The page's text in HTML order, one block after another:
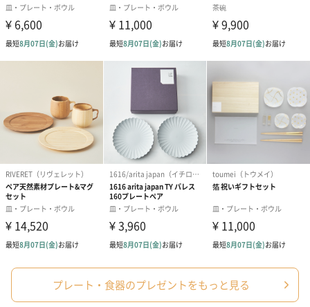
絵本&うさぎ（ピンク）
ノンカフェインフルー
ツティー（562円）
葉酸入りデカ
ベビーグッズ
出産祝いギフトへの＋αにおすすめです。新生児〜1歳ごろまでの
赤ちゃん向けのアイテムをご用意しました。
商品と同梱してお届けいたします。
プレート・食器のプレゼントをもっと見る